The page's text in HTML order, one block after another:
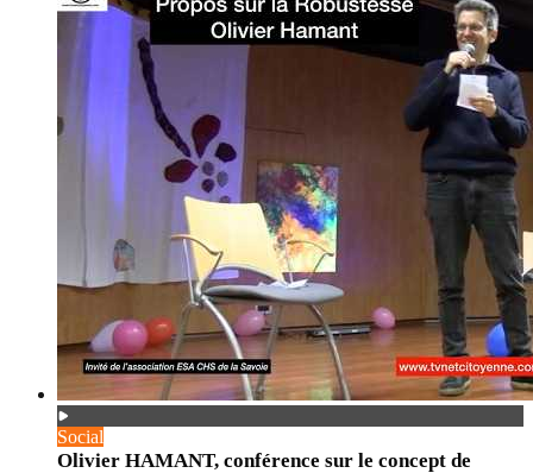
Social
Olivier HAMANT, conférence sur le concept de